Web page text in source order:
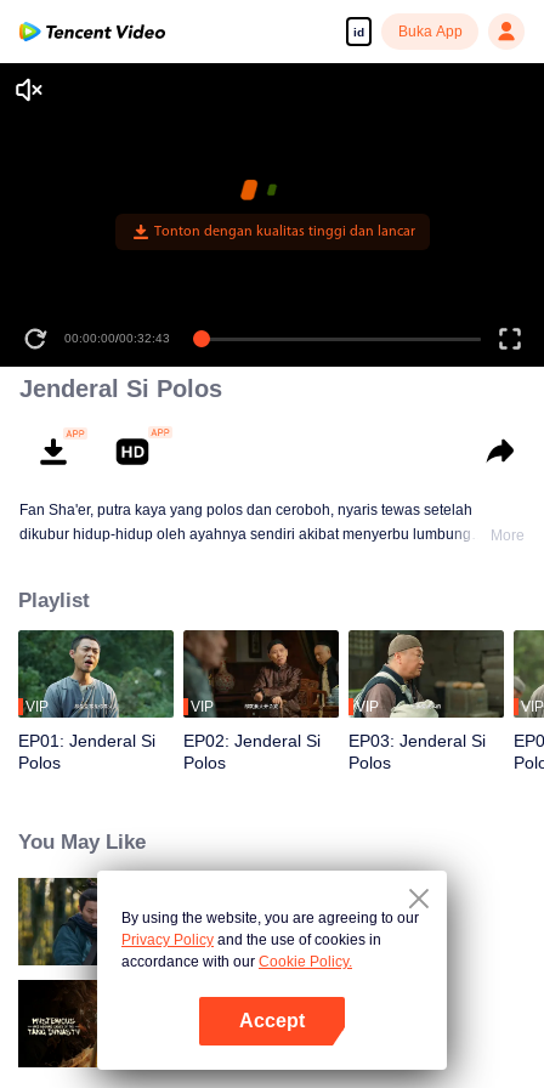
id Buka App
Tonton dengan kualitas tinggi dan lancar
00:00:00/00:32:43
Jenderal Si Polos
Fan Sha'er, putra kaya yang polos dan ceroboh, nyaris tewas setelah
dikubur hidup-hidup oleh ayahnya sendiri akibat menyerbu lumbung
membangun persaudaraan, menegakkan keadilan, hingga akhirnya bangkit
sebagai komandan yang memimpin perlawanan melawan penjajah Jepang.
More
Playlist
VIP
EP01: Jenderal Si
Polos
VIP
EP02: Jenderal Si
Polos
VIP
EP03: Jenderal Si
Polos
VIP
You May Like
Pendekar Tersembunyi
Misteri Aneh Dinasti Tang
By using the website, you are agreeing to our
Privacy Policy and the use of cookies in
accordance with our Cookie Policy.
Accept